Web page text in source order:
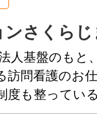
ンさくらじ
人基盤のもと
訪問看護のお
度も整ってい
方も安心して